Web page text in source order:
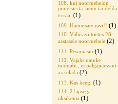
108. kui noormehelon
puue siis ta laenu taodelda
ei saa. (1)
109. Hammsate ravi!! (1)
110. Vähiravi toetus 28-
aastasele noormehele (2)
111. Pesumasin (1)
112. Vajaks natuke
toiduabi , et palgapäevani
ära elada (2)
113. Kas keegi (1)
114. 2 lapsega
üksikema (1)